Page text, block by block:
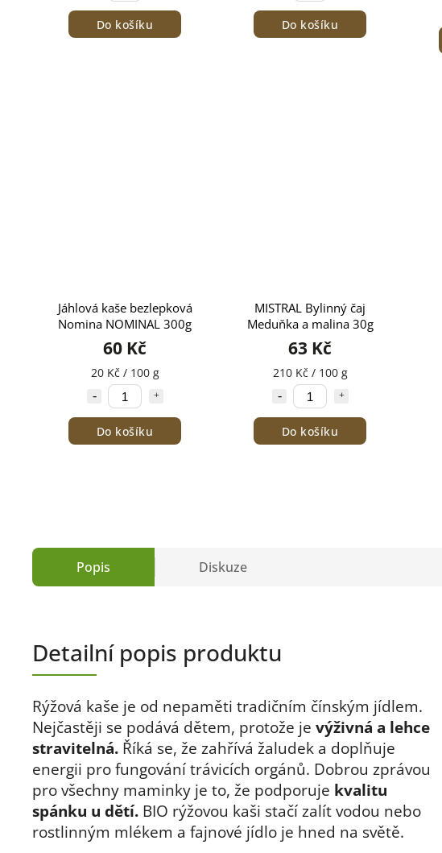
Do košíku
Do košíku
Jáhlová kaše bezlepková
Nomina NOMINAL 300g
60 Kč
20 Kč / 100 g
Do košíku
MISTRAL Bylinný čaj
Meduňka a malina 30g
63 Kč
210 Kč / 100 g
Do košíku
Popis Diskuze
Detailní popis produktu
Rýžová kaše je od nepaměti tradičním čínským jídlem.
Nejčastěji se podává dětem, protože je výživná a lehce
stravitelná. Říká se, že zahřívá žaludek a doplňuje
energii pro fungování trávicích orgánů. Dobrou zprávou
pro všechny maminky je to, že podporuje kvalitu
spánku u dětí. BIO rýžovou kaši stačí zalít vodou nebo
rostlinným mlékem a fajnové jídlo je hned na světě.